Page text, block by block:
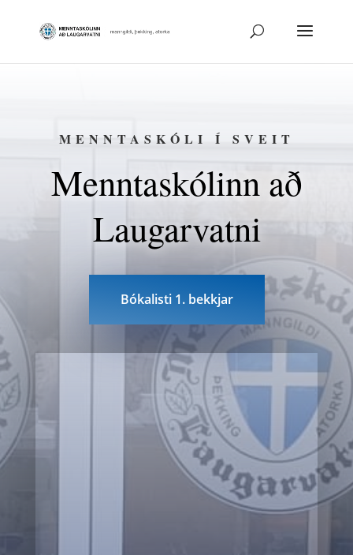
MENNTASKÓLI Í SVEIT
Menntaskólinn að
Laugarvatni
Bókalisti 1. bekkjar

Fjarvera